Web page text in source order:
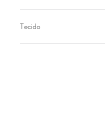
38
40
44
Tecido
100% Linho